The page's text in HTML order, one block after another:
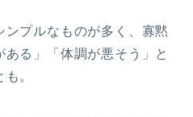
プルなものが多く、寡黙
る」「体調が悪そう」と
。